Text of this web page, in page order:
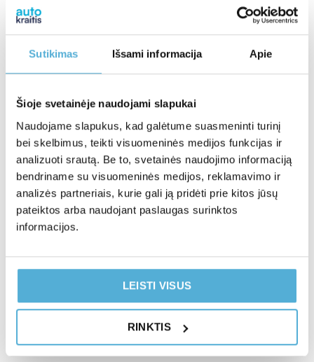
Sutikimas Išsami informacija Apie
Šioje svetainėje naudojami slapukai
Naudojame slapukus, kad galėtume suasmeninti turinį
bei skelbimus, teikti visuomeninės medijos funkcijas ir
analizuoti srautą. Be to, svetainės naudojimo informaciją
bendriname su visuomeninės medijos, reklamavimo ir
analizės partneriais, kurie gali ją pridėti prie kitos jūsų
pateiktos arba naudojant paslaugas surinktos
informacijos.
LEISTI VISUS
RINKTIS
3. Kokia apsauga šiuo metu veikia
ir ką verta diegti?
Deja, gamyklinė apsauga šiandien nebeatitinka
šiuolaikinių grėsmių. Jos architektūra sukurta dar tuo
metu, kai skaitmeninės vagysčių technologijos nebuvo
tokios pažengusios. Todėl būtina papildoma, ne
gamyklinė apsaugos sistema. Šiandien efektyviausias ir
patikimiausias sprendimas – apsaugos sistema su
vairuotojo identifikatoriumi, vadinamąja „tablete“. Tai
individualus, neskenuojamas kodas, kurį sistema
aptinka tik esant vairuotojui. Be šio identifikatoriaus
automobilis neužsives, net jei būtų atrakintas.